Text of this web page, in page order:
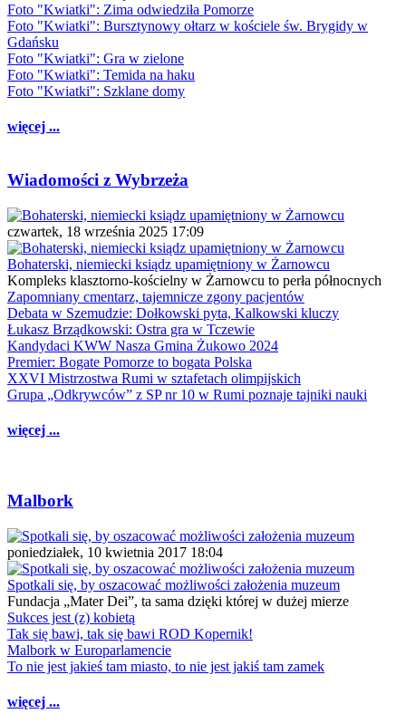
Foto "Kwiatki": Zima odwiedziła Pomorze
Foto "Kwiatki": Bursztynowy ołtarz w kościele św. Brygidy w
Gdańsku
Foto "Kwiatki": Gra w zielone
Foto "Kwiatki": Temida na haku
Foto "Kwiatki": Szklane domy
więcej ...
Wiadomości z Wybrzeża
czwartek, 18 września 2025 17:09
Bohaterski, niemiecki ksiądz upamiętniony w Żarnowcu
Kompleks klasztorno-kościelny w Żarnowcu to perła północnych
Zapomniany cmentarz, tajemnicze zgony pacjentów
Debata w Szemudzie: Dołkowski pyta, Kalkowski kluczy
Łukasz Brządkowski: Ostra gra w Tczewie
Kandydaci KWW Nasza Gmina Żukowo 2024
Premier: Bogate Pomorze to bogata Polska
XXVI Mistrzostwa Rumi w sztafetach olimpijskich
Grupa „Odkrywców” z SP nr 10 w Rumi poznaje tajniki nauki
więcej ...
Malbork
poniedziałek, 10 kwietnia 2017 18:04
Spotkali się, by oszacować możliwości założenia muzeum
Fundacja „Mater Dei”, ta sama dzięki której w dużej mierze
Sukces jest (z) kobietą
Tak się bawi, tak się bawi ROD Kopernik!
Malbork w Europarlamencie
To nie jest jakieś tam miasto, to nie jest jakiś tam zamek
więcej ...